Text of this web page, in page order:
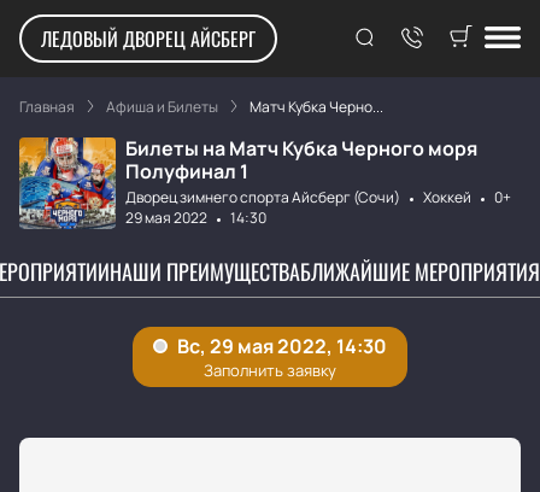
ЛЕДОВЫЙ ДВОРЕЦ АЙСБЕРГ
Главная Афиша и Билеты Матч Кубка Черно...
Билеты на Матч Кубка Черного моря
Полуфинал 1
Дворец зимнего спорта Айсберг (Сочи) Хоккей
0+
29 мая 2022
14:30
НАШИ ПРЕИМУЩЕСТВАБЛИЖАЙШИЕ МЕРОПРИЯТИЯ